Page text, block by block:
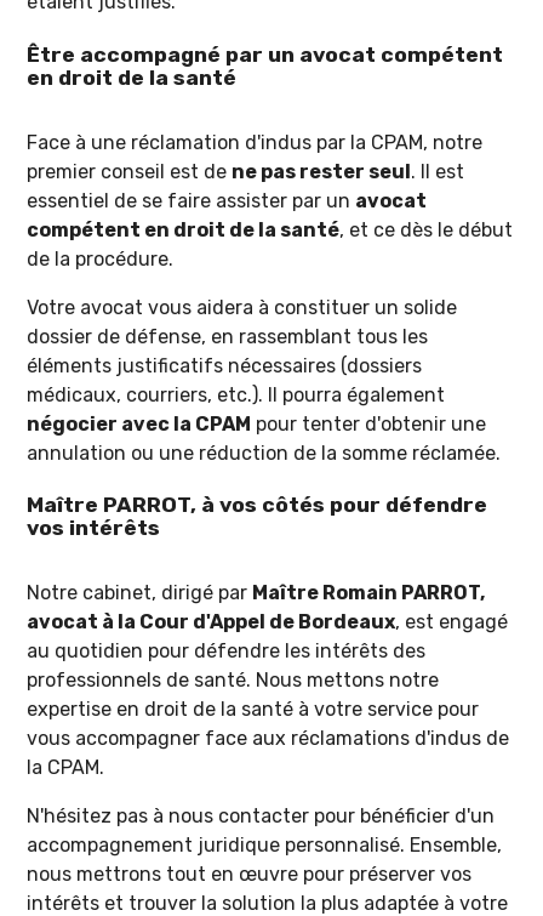
Être accompagné par un avocat compétent
en droit de la santé
Face à une réclamation d'indus par la CPAM, notre
premier conseil est de ne pas rester seul. Il est
essentiel de se faire assister par un avocat
compétent en droit de la santé, et ce dès le début
de la procédure.
Votre avocat vous aidera à constituer un solide
dossier de défense, en rassemblant tous les
éléments justificatifs nécessaires (dossiers
médicaux, courriers, etc.). Il pourra également
négocier avec la CPAM pour tenter d'obtenir une
annulation ou une réduction de la somme réclamée.
Maître PARROT, à vos côtés pour défendre
vos intérêts
Notre cabinet, dirigé par Maître Romain PARROT,
avocat à la Cour d'Appel de Bordeaux, est engagé
au quotidien pour défendre les intérêts des
professionnels de santé. Nous mettons notre
expertise en droit de la santé à votre service pour
vous accompagner face aux réclamations d'indus de
la CPAM.
N'hésitez pas à nous contacter pour bénéficier d'un
accompagnement juridique personnalisé. Ensemble,
nous mettrons tout en œuvre pour préserver vos
intérêts et trouver la solution la plus adaptée à votre